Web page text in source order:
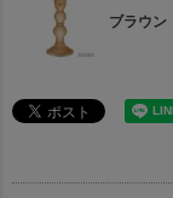
ブラウン